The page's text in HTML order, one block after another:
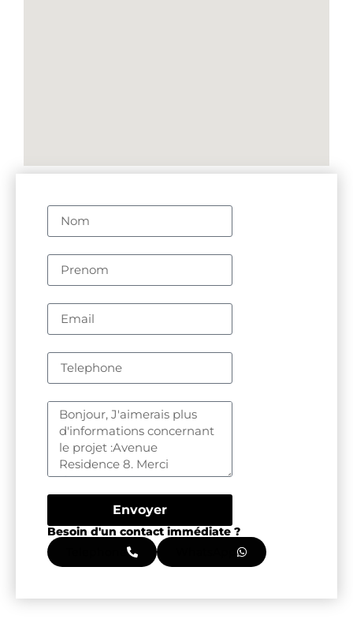
Envoyer
Besoin d'un contact immédiate ?